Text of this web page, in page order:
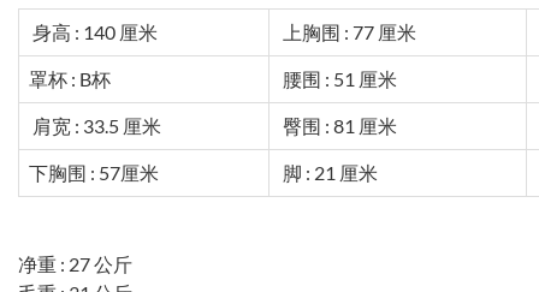
身高 : 140 厘米 上胸围 : 77 厘米
罩杯 : B杯 腰围 : 51 厘米
肩宽 : 33.5 厘米 臀围 : 81 厘米
下胸围 : 57厘米 脚 : 21 厘米
净重 : 27 公斤